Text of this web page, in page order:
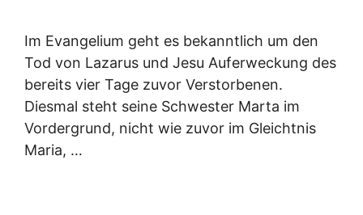
Im Evangelium geht es bekanntlich um den
Tod von Lazarus und Jesu Auferweckung des
bereits vier Tage zuvor Verstorbenen.
Diesmal steht seine Schwester Marta im
Vordergrund, nicht wie zuvor im Gleichtnis
Maria, …